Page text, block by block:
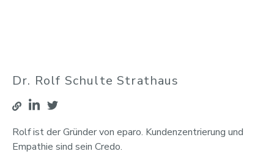
Dr. Rolf Schulte Strathaus
Rolf ist der Gründer von eparo. Kundenzentrierung und
Empathie sind sein Credo.